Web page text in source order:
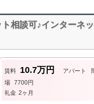
相談可♪インターネ
賃料 10.7万円 アパート
場 7700円
礼金 2ヶ月